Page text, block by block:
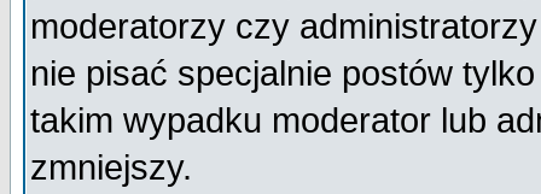
moderatorzy czy
nie pisać specjalnie postów
takim wypadku moderator lub
zmniejszy.